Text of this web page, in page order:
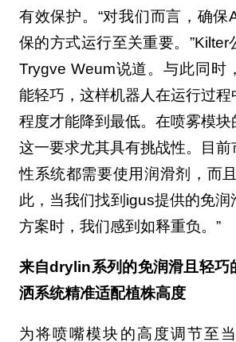
有效保护。“对我们而言，确保
保的方式运行至关重要。”Kilter
Trygve Weum说道。与此同时
能轻巧，这样机器人在运行过程
程度才能降到最低。在喷雾模块
这一要求尤其具有挑战性。目
性系统都需要使用润滑剂，而
此，当我们找到igus提供的免润
方案时，我们感到如释重负。”
来自drylin系列的免润滑且轻巧
洒系统精准适配植株高度
为将喷嘴模块的高度调节至